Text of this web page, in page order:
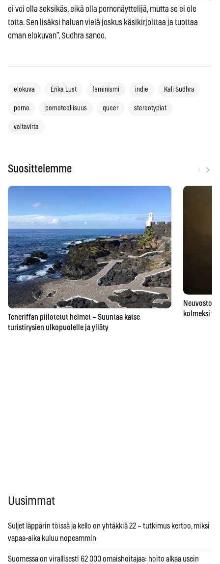
ei voi olla seksikäs, eikä olla pornonäyttelijä, mutta se ei ole
totta. Sen lisäksi haluan vielä joskus käsikirjoittaa ja tuottaa
oman elokuvan”, Sudhra sanoo.
elokuva Erika Lust feminismi indie Kali Sudhra
porno pornoteollisuus queer stereotypiat
valtavirta
Suosittelemme ›
Teneriffan piilotetut helmet – Suuntaa katse
turistirysien ulkopuolelle ja ylläty
kolmeksi
Uusimmat
Suljet läppärin töissä ja kello on yhtäkkiä 22 – tutkimus kertoo, miksi
vapaa-aika kuluu nopeammin
Suomessa on virallisesti 62 000 omaishoitajaa: hoito alkaa usein